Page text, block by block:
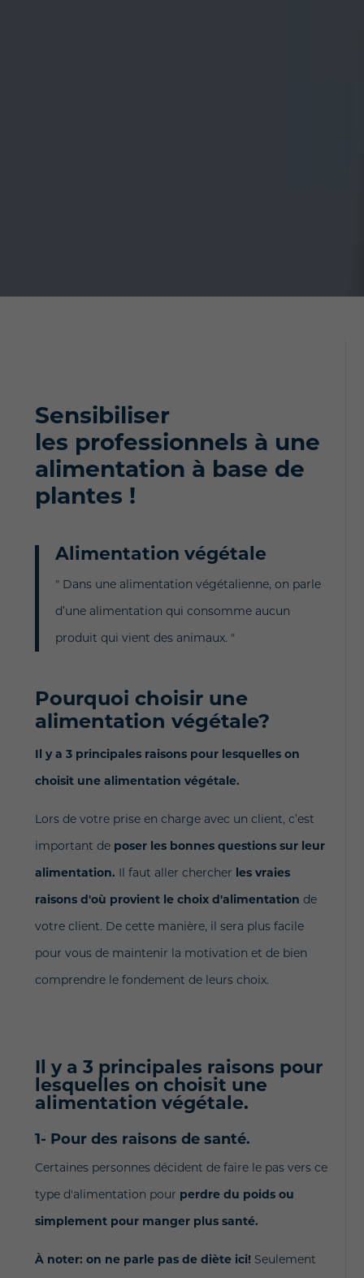
Sensibiliser
les professionnels à une
alimentation à base de
plantes !
Alimentation végétale
" Dans une alimentation végétalienne, on parle
d’une alimentation qui consomme aucun
produit qui vient des animaux. "
Pourquoi choisir une
alimentation végétale?
Il y a 3 principales raisons pour lesquelles on
choisit une alimentation végétale.
Lors de votre prise en charge avec un client, c’est
important de poser les bonnes questions sur leur
alimentation. Il faut aller chercher les vraies
raisons d'où provient le choix d'alimentation de
votre client. De cette manière, il sera plus facile
pour vous de maintenir la motivation et de bien
comprendre le fondement de leurs choix.
Il y a 3 principales raisons pour
lesquelles on choisit une
alimentation végétale.
1- Pour des raisons de santé.
Certaines personnes décident de faire le pas vers ce
type d'alimentation pour perdre du poids ou
simplement pour manger plus santé.
À noter: on ne parle pas de diète ici! Seulement